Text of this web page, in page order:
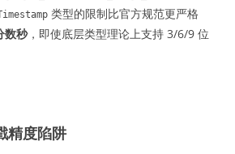
类型的限制比官方规范更严格
数秒，即使底层类型理论上支持 3/6/9 位
精度陷阱